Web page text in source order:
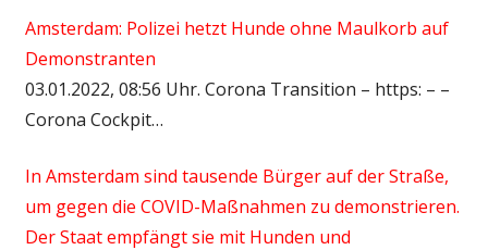
Amsterdam: Polizei hetzt Hunde ohne Maulkorb auf
Demonstranten
03.01.2022, 08:56 Uhr. Corona Transition – https: – –
Corona Cockpit…
In Amsterdam sind tausende Bürger auf der Straße,
um gegen die COVID-Maßnahmen zu demonstrieren.
Der Staat empfängt sie mit Hunden und